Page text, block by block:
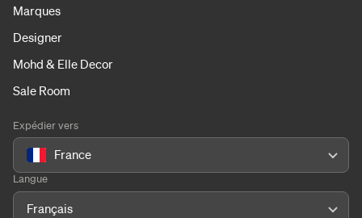
Marques
Designer
Mohd & Elle Decor
Sale Room
Expédier vers
France
Langue
Français